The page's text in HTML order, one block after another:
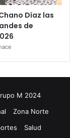
Díaz las
de
M 2024
Zona Norte
Salud